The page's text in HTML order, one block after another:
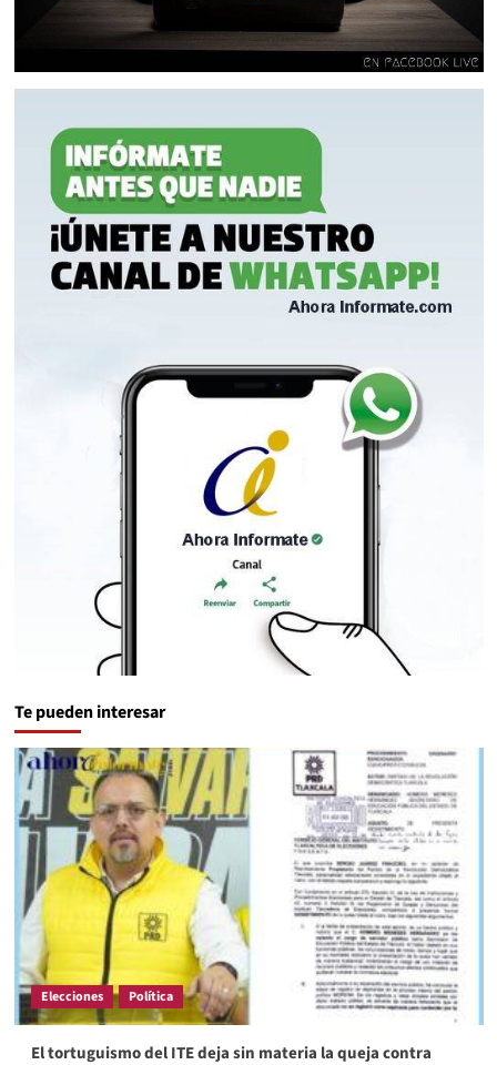
Te pueden interesar
Elecciones Política
El tortuguismo del ITE deja sin materia la queja contra